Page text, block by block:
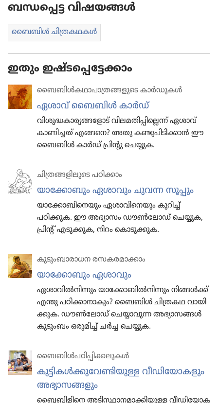
ബന്ധപ്പെട്ട വിഷയങ്ങൾ
ബൈബിൾ ചിത്ര​ക​ഥ​കൾ
ഇതും ഇഷ്ടപ്പെട്ടേക്കാം
ബൈബിൾക​ഥാ​പാ​ത്ര​ങ്ങ​ളു​ടെ കാർഡു​കൾ
ഏശാവ്‌ ബൈബിൾ കാർഡ്‌
വിശു​ദ്ധ​കാ​ര്യ​ങ്ങ​ളോട്‌ വിലമ​തി​പ്പി​ല്ലെന്ന്‌ ഏശാവ്‌
കാണി​ച്ചത്‌ എങ്ങനെ? അതു കണ്ടുപി​ടി​ക്കാൻ ഈ
ബൈബിൾ കാർഡ്‌ പ്രിന്റു ചെയ്യുക.
ചിത്ര​ങ്ങ​ളി​ലൂ​ടെ പഠിക്കാം
യാക്കോബും ഏശാവും ചുവന്ന സൂപ്പും
യാക്കോബിനെയും ഏശാവിനെയും കുറിച്ച്‌
പഠിക്കുക. ഈ അഭ്യാസം ഡൗൺലോഡ്‌ ചെയ്യുക,
പ്രിന്റ്‌ എടുക്കുക, നിറം കൊടുക്കുക.
കുടും​ബാ​രാ​ധന രസകര​മാ​ക്കാം
യാക്കോ​ബും ഏശാവും
ഏശാവിൽനി​ന്നും യാക്കോ​ബിൽനി​ന്നും നിങ്ങൾക്ക്‌
എന്തു പഠിക്കാ​നാ​കും? ബൈബിൾ ചിത്രകഥ വായി​
ക്കു​ക. ഡൗൺലോഡ്‌ ചെയ്യാ​വു​ന്ന അഭ്യാ​സ​ങ്ങൾ
കുടും​ബം ഒരുമിച്ച്‌ ചർച്ച ചെയ്യുക.
ബൈബിൾപ​ഠി​പ്പി​ക്ക​ലു​കൾ
കുട്ടി​കൾക്കു​വേ​ണ്ടി​യുള്ള വീഡി​യോ​ക​ളും
അഭ്യാ​സ​ങ്ങ​ളും
ബൈബി​ളി​നെ അടിസ്ഥാ​ന​മാ​ക്കി​യുള്ള വീഡി​യോ​ക​